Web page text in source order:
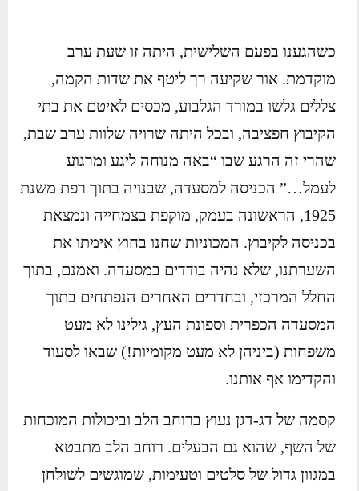
כשהגענו בפעם השלישית, היתה זו שעת ערב
מוקדמת. אור שקיעה רך ליטף את שדות הקמה,
צללים גלשו במורד הגלבוע, מכסים לאיטם את בתי
הקיבוץ חפציבה, ובכל היתה שרויה שלוות ערב שבת,
שהרי זה הרגע שבו “באה מנוחה ליגע ומרגוע
לעמל…” הכניסה למסעדה, שבנויה בתוך רפת משנת
1925, הראשונה בעמק, מוקפת בצמחייה ונמצאת
בכניסה לקיבוץ. המכוניות שחנו בחוץ אימתו את
השערתנו, שלא נהיה בודדים במסעדה. ואמנם, בתוך
החלל המרכזי, ובחדרים האחרים הנפתחים בתוך
המסעדה הכפרית וספונת העץ, גילינו לא מעט
משפחות (ביניהן לא מעט מקומיות!) שבאו לסעוד
והקדימו אף אותנו.
קסמה של דג-דגן נעוץ ברוחב הלב וביכולות המוכחות
של השף, שהוא גם הבעלים. רוחב הלב מתבטא
במגוון גדול של סלטים וטעימות, שמוגשים לשולחן